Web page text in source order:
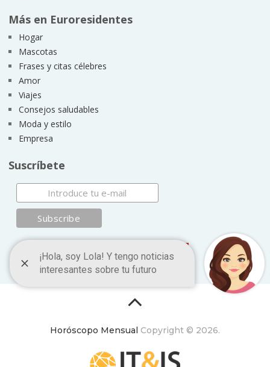
Más en Euroresidentes
Hogar
Mascotas
Frases y citas célebres
Amor
Viajes
Consejos saludables
Moda y estilo
Empresa
Suscríbete
Horóscopo Mensual Copyright © 2026.